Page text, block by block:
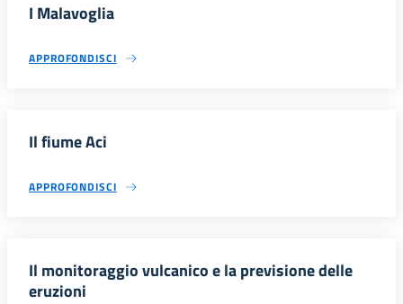
I Malavoglia
APPROFONDISCI
Il fiume Aci
APPROFONDISCI
Il monitoraggio vulcanico e la previsione delle
eruzioni